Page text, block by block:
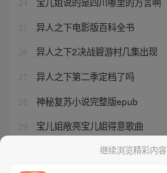
24
25 异人之下电影版百科全书
26 异人之下2决战碧游村几集出现
27 异人之下第二季定档了吗
28 神秘复苏小说完整版epub
29 宝儿姐敞亮宝儿姐得意歌曲
异人之下演员表彭昱畅版继续浏览精彩内容